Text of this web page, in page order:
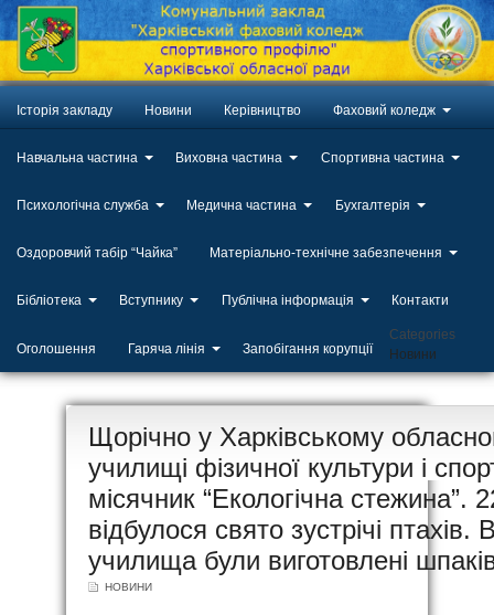
Історія закладу Новини Керівництво Фаховий коледж
Навчальна частина Виховна частина Спортивна частина
Психологічна служба Медична частина Бухгалтерія
Оздоровчий табір “Чайка” Матеріально-технічне забезпечення
Бібліотека Вступнику Публічна інформація Контакти
Оголошення Гаряча лінія Запобігання корупції
Categories
Новини
20
Щорічно у Харківському
училищі фізичної культури і
місячник “Екологічна стежина”.
відбулося свято зустрічі
училища були виготовлені
НОВИНИ